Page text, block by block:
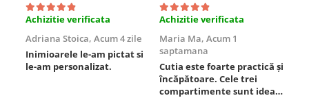
Achizitie verificata
Adriana Stoica, Acum 4 zile
Inimioarele le-am pictat si
le-am personalizat.
Achizitie verificata
Maria Ma, Acum 1
saptamana
Cutia este foarte practică și
încăpătoare. Cele trei
compartimente sunt ideale